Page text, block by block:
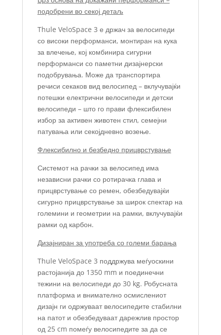
подобрени во секој детаљ
Thule VeloSpace 3 е држач за велосипеди
со високи перформанси, монтиран на кука
за влечење, кој комбинира сигурни
перформанси со паметни дизајнерски
подобрувања. Може да транспортира
речиси секаков вид велосипед – вклучувајќи
потешки електрични велосипеди и детски
велосипеди – што го прави флексибилен
избор за активен животен стил, семејни
патувања или секојдневно возење.
Флексибилно и безбедно прицврстување
Системот на рачки за велосипед има
независни рачки со ротирачка глава и
прицврстување со ремен, обезбедувајќи
сигурно прицврстување за широк спектар на
големини и геометрии на рамки, вклучувајќи
рамки од карбон.
Дизајниран за употреба со големи барања
Thule VeloSpace 3 поддржува меѓуоскини
растојанија до 1350 mm и поединечни
тежини на велосипеди до 30 kg. Робусната
платформа и внимателно осмислениот
дизајн ги одржуваат велосипедите стабилни
на патот и обезбедуваат дарежлив простор
од 25 cm помеѓу велосипедите за да се